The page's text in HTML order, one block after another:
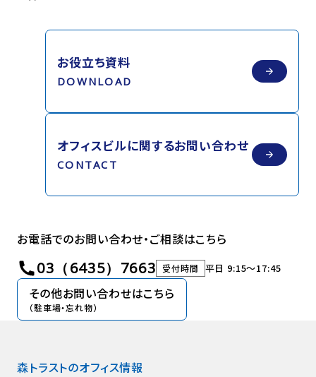
お役立ち資料
DOWNLOAD
オフィスビルに関するお問い合わせ
CONTACT
お電話でのお問い合わせ・ご相談はこちら
03（6435）7663 受付時間 平日 9:15〜17:45
その他お問い合わせはこちら
（駐車場・忘れ物）
森トラストのオフィス情報​